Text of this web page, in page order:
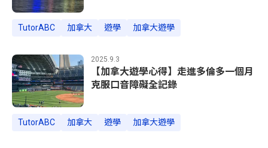
TutorABC 加拿大 遊學 加拿大遊學
2025.9.3
【加拿大遊學心得】走進多倫多一個月
克服口音障礙全記錄
TutorABC 加拿大 遊學 加拿大遊學